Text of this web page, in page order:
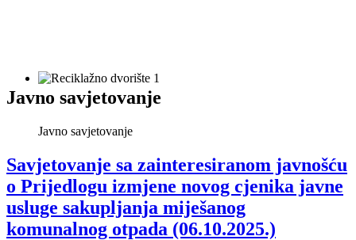
Javno savjetovanje
Javno savjetovanje
Savjetovanje sa zainteresiranom javnošću
o Prijedlogu izmjene novog cjenika javne
usluge sakupljanja miješanog
komunalnog otpada (06.10.2025.)